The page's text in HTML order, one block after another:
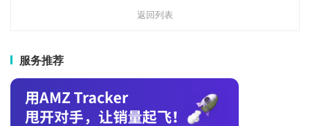
返回列表
服务推荐